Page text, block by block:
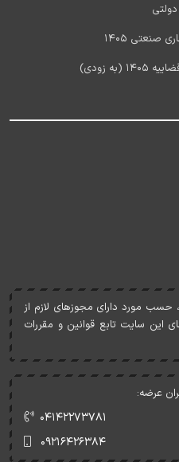
صنعتی 1405
زودی)
حسب مورد دارای مجوزهای لازم از
اين سايت تابع قوانين و مقررات
عرضه:
۰۴۱۴۲۲۷۳۷۸۱
۰۹۲۱۶۴۲۶۳۸۴